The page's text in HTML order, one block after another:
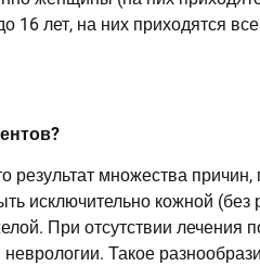
16 лет, на них приходятся
множества причин,
исключительно кожной (без
При отсутствии лечения
Такое